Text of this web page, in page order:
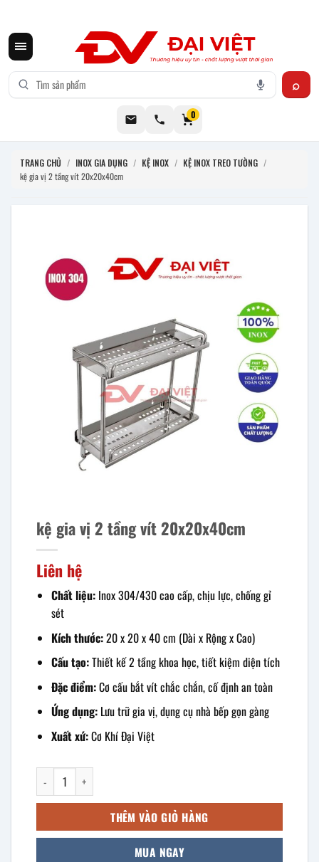
0
TRANG CHỦ / INOX GIA DỤNG / KỆ INOX / KỆ INOX TREO TƯỜNG /
kệ gia vị 2 tầng vít 20x20x40cm
kệ gia vị 2 tầng vít 20x20x40cm
Liên hệ
Chất liệu:Inox 304/430 cao cấp, chịu lực, chống gỉ
sét
Kích thước:20 x 20 x 40 cm (Dài x Rộng x Cao)
Cấu tạo:Thiết kế 2 tầng khoa học, tiết kiệm diện tích
Đặc điểm:Cơ cấu bắt vít chắc chắn, cố định an toàn
Ứng dụng:Lưu trữ gia vị, dụng cụ nhà bếp gọn gàng
Xuất xứ:Cơ Khí Đại Việt
kệ gia vị 2 tầng vít 20x20x40cm số lượng
THÊM VÀO GIỎ HÀNG
MUA NGAY